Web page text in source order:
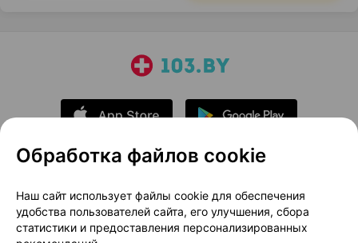
О проекте
Новости проекта
Размещение рекламы
Медицинский маркетинг
Публичный договор
Доставка
Обработка файлов cookie
Наш сайт использует файлы cookie для обеспечения
удобства пользователей сайта, его улучшения, сбора
статистики и предоставления персонализированных